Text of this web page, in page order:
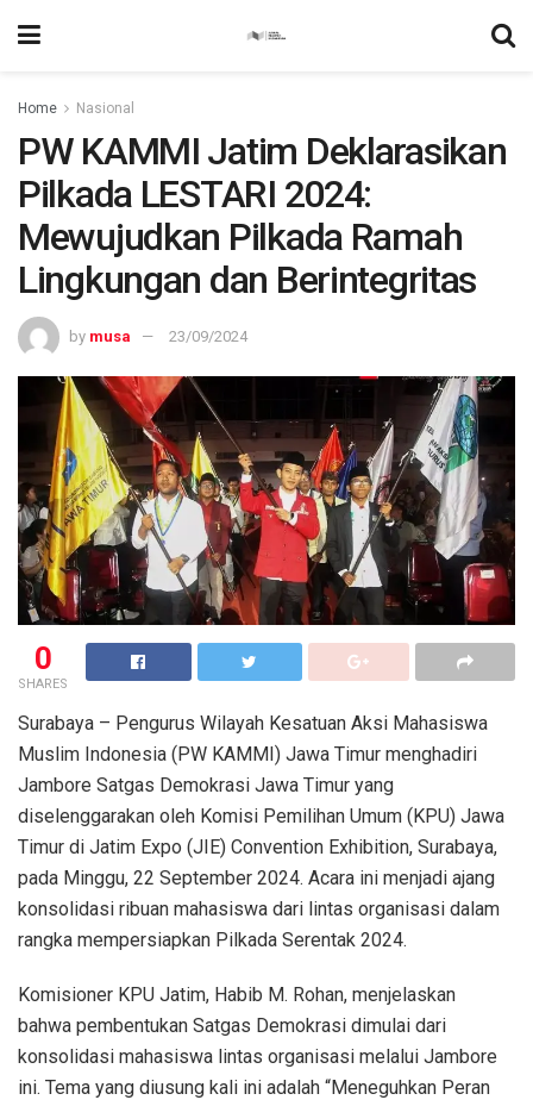
Home Nasional
PW KAMMI Jatim Deklarasikan
Pilkada LESTARI 2024:
Mewujudkan Pilkada Ramah
Lingkungan dan Berintegritas
by musa 23/09/2024
0
SHARES
Surabaya – Pengurus Wilayah Kesatuan Aksi Mahasiswa
Muslim Indonesia (PW KAMMI) Jawa Timur menghadiri
Jambore Satgas Demokrasi Jawa Timur yang
diselenggarakan oleh Komisi Pemilihan Umum (KPU) Jawa
Timur di Jatim Expo (JIE) Convention Exhibition, Surabaya,
pada Minggu, 22 September 2024. Acara ini menjadi ajang
konsolidasi ribuan mahasiswa dari lintas organisasi dalam
rangka mempersiapkan Pilkada Serentak 2024.
Komisioner KPU Jatim, Habib M. Rohan, menjelaskan
bahwa pembentukan Satgas Demokrasi dimulai dari
konsolidasi mahasiswa lintas organisasi melalui Jambore
ini. Tema yang diusung kali ini adalah “Meneguhkan Peran